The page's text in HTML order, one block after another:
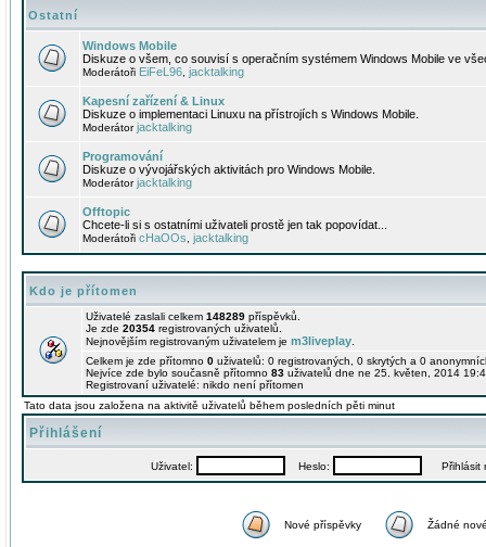
Ostatní
Windows Mobile
Diskuze o všem, co souvisí s operačním systémem Windows Mobile ve
Moderátoři EiFeL96 jacktalking
Kapesní zařízení & Linux
Diskuze o implementaci Linuxu na přístrojích s Windows Mobile.
Moderátorjacktalking
Programování
Diskuze o vývojářských aktivitách pro Windows Mobile.
Moderátorjacktalking
Offtopic
Chcete-li si s ostatními uživateli prostě jen tak popovídat...
Moderátoři cHaOOs jacktalking
Kdo je přítomen
Uživatelé zaslali celkem 148289 příspěvků.
Je zde 20354 registrovaných uživatelů.
Nejnovějším registrovaným uživatelem je m3liveplay
Celkem je zde přítomno 0 uživatelů: 0 registrovaných, 0 skrytých a 0
Nejvíce zde bylo současně přítomno 83 uživatelů dne ne 25. květen, 2014
Registrovaní uživatelé: nikdo není přítomen
Tato data jsou založena na aktivitě uživatelů během posledních pěti minut
Přihlášení
Uživatel: Heslo: Přihlásit
Nové příspěvky Žádné